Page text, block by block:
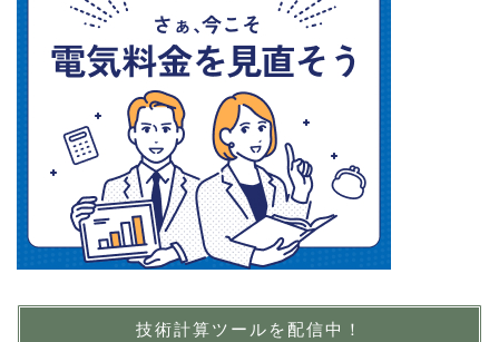
技術計算ツールを配信中！